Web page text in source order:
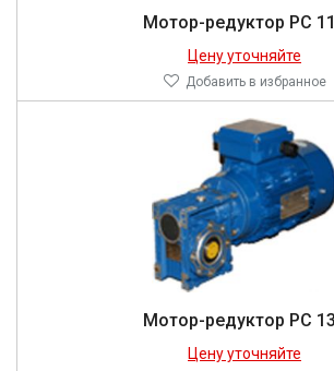
Мотор-редуктор PC
Цену уточняйте
Добавить в избранное
Мотор-редуктор PC
Цену уточняйте